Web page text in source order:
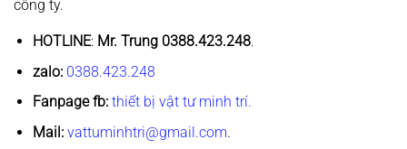
công ty.
HOTLINE: Mr. Trung 0388.423.248.
zalo: 0388.423.248
Fanpage fb: thiết bị vật tư minh trí.
Mail: vattuminhtri@gmail.com.